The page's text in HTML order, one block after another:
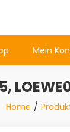
Mein
Home